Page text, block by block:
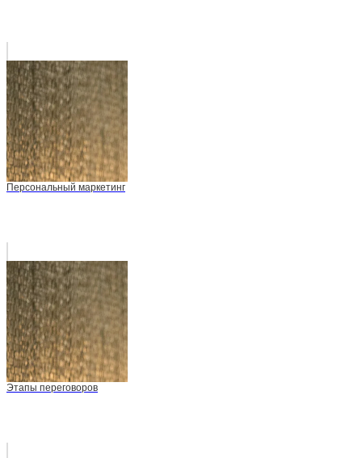
Персональный маркетинг
Этапы переговоров